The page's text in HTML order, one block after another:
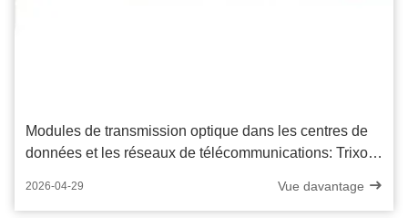
Modules de transmission optique dans les centres de
données et les réseaux de télécommunications: Trixon
2026-04-29 Vue davantage